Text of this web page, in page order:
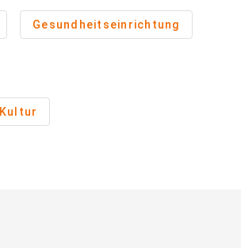
Gesundheitseinrichtung
Kultur